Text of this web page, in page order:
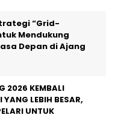
“Grid-
Mendukung
Depan di Ajang
2026 KEMBALI
YANG LEBIH BESAR,
UNTUK